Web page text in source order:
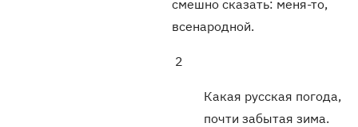
смешно сказать: меня-то,
всенародной.
2
Какая русская погода,
почти забытая зима.